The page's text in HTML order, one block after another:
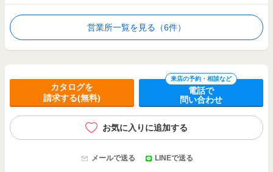
営業所一覧を見る（6件）
カタログを
請求する(無料)
来店の予約・相談など
電話で
問い合わせ
お気に入りに追加する
メールで送る LINEで送る